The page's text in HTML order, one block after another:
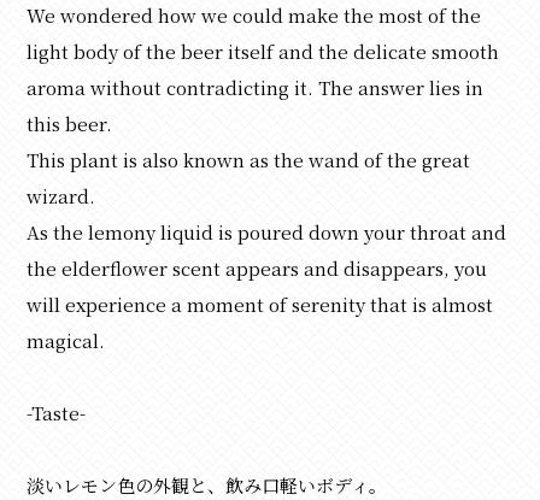
We wondered how we could make the most of the
light body of the beer itself and the delicate smooth
aroma without contradicting it. The answer lies in
this beer.
This plant is also known as the wand of the great
wizard.
As the lemony liquid is poured down your throat and
the elderflower scent appears and disappears, you
will experience a moment of serenity that is almost
magical.
-Taste-
淡いレモン色の外観と、飲み口軽いボディ。